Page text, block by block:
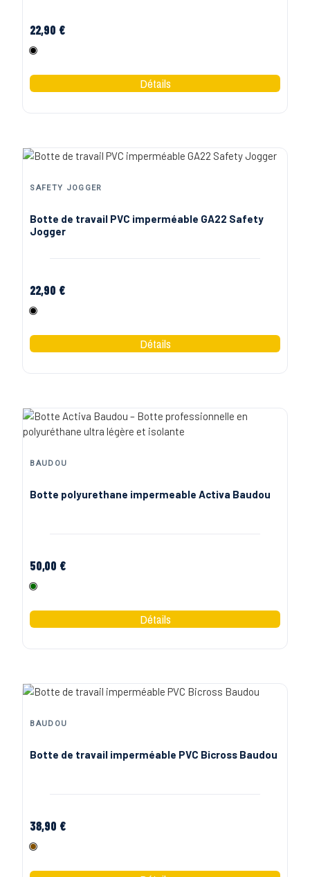
22,90 €
Noir
SAFETY JOGGER
Botte de travail PVC imperméable GA22 Safety
Jogger
22,90 €
Noir
BAUDOU
Botte polyurethane impermeable Activa Baudou
50,00 €
Vert
BAUDOU
Botte de travail imperméable PVC Bicross Baudou
38,90 €
Marron